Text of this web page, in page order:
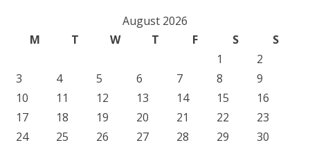
August 2026
M
T W T F S
S
1
2
3
4 5 6 7 8
9
10
11 12 13 14 15
16
17
18 19 20 21 22
23
24
25 26 27 28 29
30